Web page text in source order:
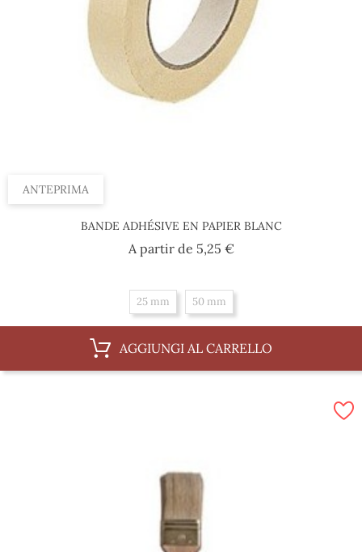
ANTEPRIMA
BANDE ADHÉSIVE EN PAPIER BLANC
A partir de 5,25 €Prezzo
25 mm 50 mm
AGGIUNGI AL CARRELLO